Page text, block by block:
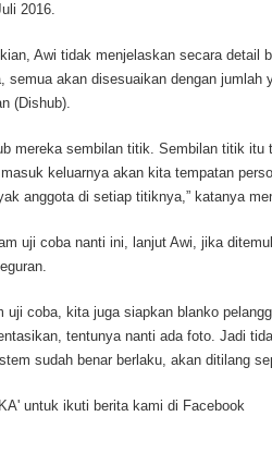
2016.
Awi tidak menjelaskan secara detail
semua akan disesuaikan dengan
(Dishub).
mereka sembilan titik. Sembilan titik
keluarnya akan kita tempatan
anggota di setiap titiknya,” katanya
uji coba nanti ini, lanjut Awi, jika
uji coba, kita juga siapkan blanko
tentunya nanti ada foto. Jadi
sudah benar berlaku, akan ditilang
untuk ikuti berita kami di Facebook